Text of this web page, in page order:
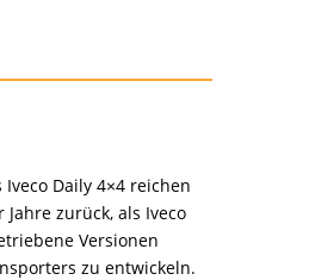
Daily 4×4 reichen
zurück, als Iveco
Versionen
zu entwickeln.